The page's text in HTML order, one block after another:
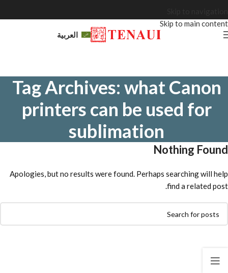
Skip to main content
العربية
Tag Archives: what Canon
printers can be used for
sublimation
Nothing Found
Apologies, but no results were found. Perhaps searching will help
find a related post.